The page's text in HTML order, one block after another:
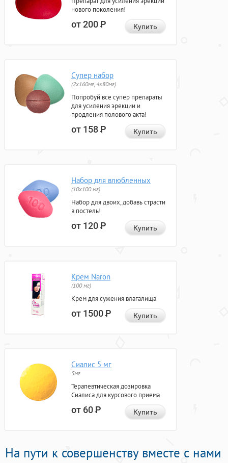
нового поколения!
от 200Р Купить
Супер набор
(2х160мг, 4х80мг)
Попробуй все супер препараты
для усиления эрекции и
продления полового акта!
от 158Р Купить
Набор для влюбленных
(10х100 мг)
Набор для двоих, добавь страсти
в постель!
от 120Р Купить
Крем Naron
(100 мг)
Крем для сужения влагалища
от 1500Р Купить
Сиалис 5 мг
5мг
Терапевтическая дозировка
Сиалиса для курсового приема
от 60Р Купить
На пути к совершенству вместе с нами